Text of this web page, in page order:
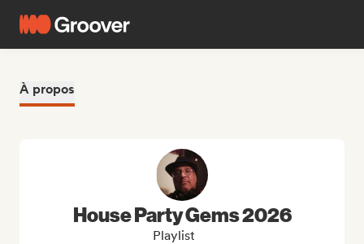
À propos
House Party Gems 2026
Playlist